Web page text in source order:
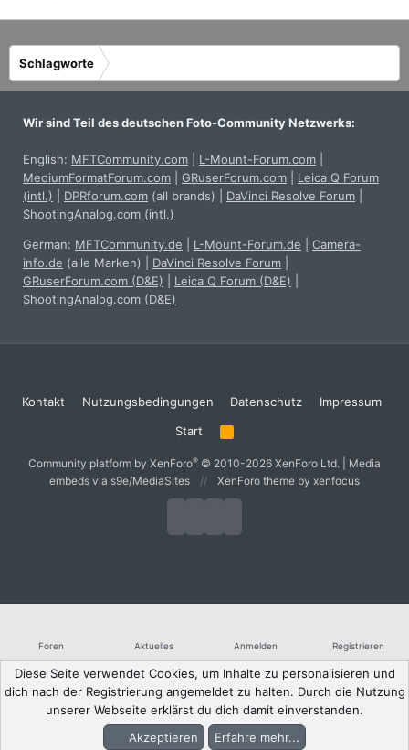
Schlagworte
Wir sind Teil des deutschen Foto-Community Netzwerks:
English: MFTCommunity.com L-Mount-Forum.com
MediumFormatForum.com
GRuserForum.com
Leica Q Forum
(intl.)
DPRforum.com (all brands) DaVinci Resolve Forum
ShootingAnalog.com (intl.)
German: MFTCommunity.de L-Mount-Forum.de
Camera-
info.de (alle Marken) DaVinci Resolve Forum
GRuserForum.com (D&E)
Leica Q Forum (D&E)
ShootingAnalog.com (D&E)
Kontakt Nutzungsbedingungen Datenschutz
Impressum
Start
R
Community platform by XenForo® © 2010-2026 XenForo Ltd.
Media
embeds via s9e/MediaSites
XenForo theme by xenfocus
Foren Aktuelles Anmelden Registrieren
Diese Seite verwendet Cookies, um Inhalte zu personalisieren und
dich nach der Registrierung angemeldet zu halten. Durch die Nutzung
unserer Webseite erklärst du dich damit einverstanden.
Akzeptieren
Erfahre mehr...